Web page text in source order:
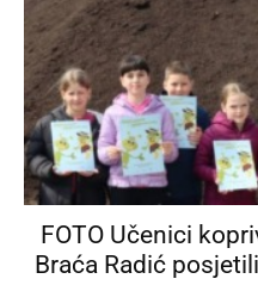
FOTO Učenici
Braća Radić